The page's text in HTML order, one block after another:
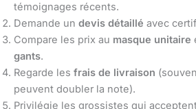
témoignages récents.
Demande un devis détaillé avec
Compare les prix au masque unitaire
gants.
Regarde les frais de livraison
peuvent doubler la note).
Privilégie les grossistes qui